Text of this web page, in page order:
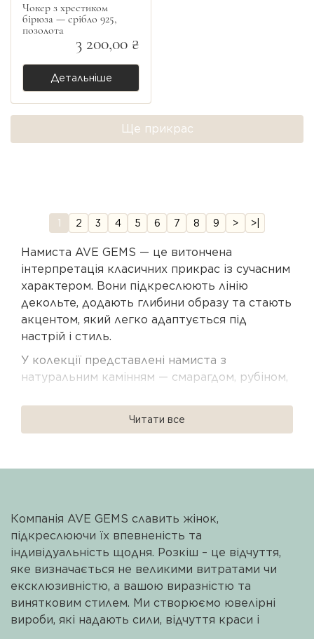
Чокер з хрестиком
бірюза — срібло 925,
позолота
3 200,00 ₴
Детальніше
Ще прикрас
1 2 3 4 5 6 7 8 9 > >|
Намиста AVE GEMS — це витончена
інтерпретація класичних прикрас із сучасним
характером. Вони підкреслюють лінію
декольте, додають глибини образу та стають
акцентом, який легко адаптується під
настрій і стиль.
У колекції представлені намиста з
натуральним камінням — смарагдом, рубіном,
Кожна прикраса виконана зі срібла 925
багатошарові комбінації. Вони гармонійно
поєднуються між собою, формуючи сучасний
і цілісний образ.
Намиста AVE GEMS — це прикраси з
характером, які стають особистою деталлю
стилю. Ідеальні для подарунка або для
власної колекції, з фірмовою упаковкою та
Читати все
Компанія AVE GEMS славить жінок,
підкреслюючи їх впевненість та
індивідуальність щодня. Розкіш – це відчуття,
яке визначається не великими витратами чи
ексклюзивністю, а вашою виразністю та
винятковим стилем. Ми створюємо ювелірні
вироби, які надають сили, відчуття краси і